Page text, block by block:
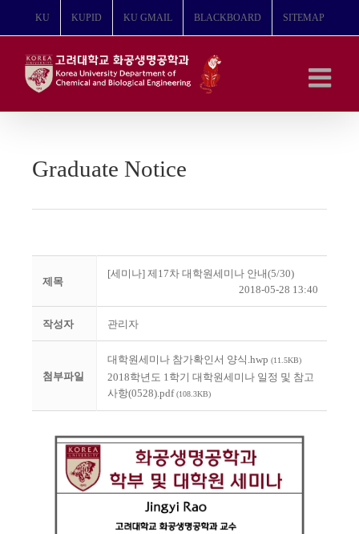
뛰
KU KUPID KU GMAIL BLACKBOARD SITEMAP
Graduate Notice
제목
[세미나] 제17차 대학원세미나 안내(5/30)
2018-05-28 13:40
작성자 관리자
첨부파일
대학원세미나 참가확인서 양식.hwp (11.5KB)
2018학년도 1학기 대학원세미나 일정 및 참고
사항(0528).pdf(108.3KB)